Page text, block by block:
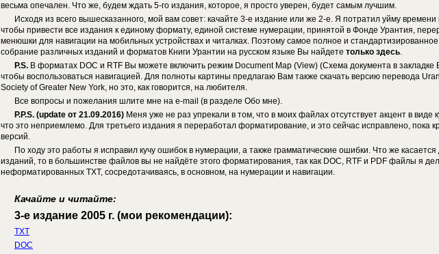
весьма опечален. Что же, будем ждать 5-го издания, которое, я просто уверен, будет самым лучшим.
Исходя из всего вышесказанного, мой вам совет: качайте 3-е издание или же 2-е. Я потратил уйму времени
чтобы привести все издания к единому формату, единой системе нумерации, принятой в Фонде Урантия,
менюшки для навигации на мобильных устройствах и читалках. Поэтому самое полное и стандартизированное
собрание различных изданий и форматов Книги Урантии на русском языке Вы найдете только здесь.
P.S. В форматах DOC и RTF Вы можете включить режим Document Map (View) (Схема документа в закладке
чтобы воспользоваться навигацией. Для полноты картины предлагаю Вам также скачать версию перевода
Society of Greater New York, но это, как говорится, на любителя.
Все вопросы и пожелания шлите мне на e-mail (в разделе Обо мне).
P.P.S. (update от 21.09.2016) Меня уже не раз упрекали в том, что в моих файлах отсутствует акцент в виде
что это неприемлемо. Для третьего издания я переработал форматирование, и это сейчас исправлено, пока
версий.
По ходу это работы я исправил кучу ошибок в нумерации, а также грамматические ошибки. Что же касается
изданий, то в большинстве файлов вы не найдёте этого форматирования, так как DOC, RTF и PDF файлы я
неформатированных TXT, сосредотачиваясь, в основном, на нумерации и навигации.
Качайте и читайте:
3-е издание 2005 г. (мои рекомендации):
TXT
DOC